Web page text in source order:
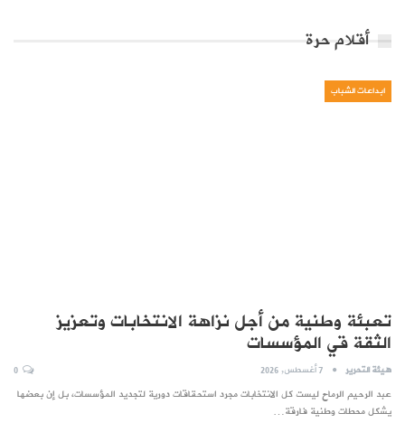
أقلام حرة
ابداعات الشباب
تعبئة وطنية من أجل نزاهة الانتخابات وتعزيز
الثقة قي المؤسسات
هيئة التحرير 7 أغسطس, 2026
عبد الرحيم الرماح ليست كل الانتخابات مجرد استحقاقات دورية لتجديد المؤسسات، بل إن بعضها
يشكل محطات وطنية فارقة…